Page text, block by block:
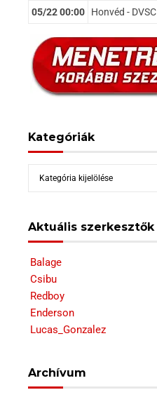
05/22 00:00 Honvéd - DVSC
Kategóriák
Kategóriák
Aktuális szerkesztők
Balage
Csibu
Redboy
Enderson
Lucas_Gonzalez
Archívum